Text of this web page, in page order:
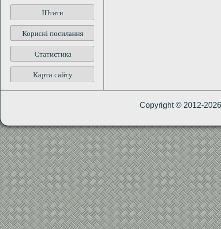
Штати
Корисні посилання
Статистика
Карта сайту
Copyright © 2012-